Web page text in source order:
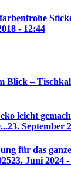
- 12:44
Blick –
leicht
23. September
für das
23. Juni 2024